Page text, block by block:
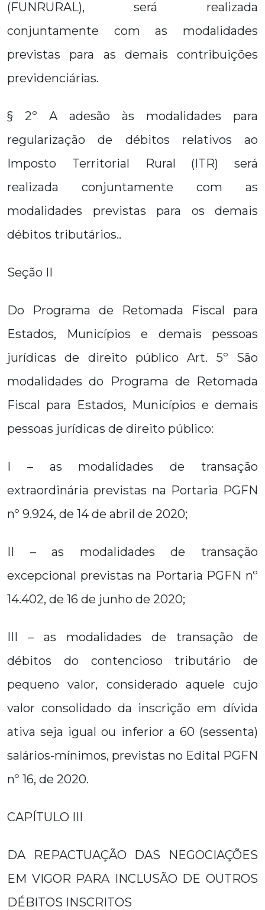
(FUNRURAL), será realizada
conjuntamente com as modalidades
previstas para as demais contribuições
previdenciárias.
§ 2º A adesão às modalidades para
regularização de débitos relativos ao
Imposto Territorial Rural (ITR) será
realizada conjuntamente com as
modalidades previstas para os demais
débitos tributários..
Seção II
Do Programa de Retomada Fiscal para
Estados, Municípios e demais pessoas
jurídicas de direito público Art. 5º São
modalidades do Programa de Retomada
Fiscal para Estados, Municípios e demais
pessoas jurídicas de direito público:
I – as modalidades de transação
extraordinária previstas na Portaria PGFN
nº 9.924, de 14 de abril de 2020;
II – as modalidades de transação
excepcional previstas na Portaria PGFN nº
14.402, de 16 de junho de 2020;
III – as modalidades de transação de
débitos do contencioso tributário de
pequeno valor, considerado aquele cujo
valor consolidado da inscrição em dívida
ativa seja igual ou inferior a 60 (sessenta)
salários-mínimos, previstas no Edital PGFN
nº 16, de 2020.
CAPÍTULO III
DA REPACTUAÇÃO DAS NEGOCIAÇÕES
EM VIGOR PARA INCLUSÃO DE OUTROS
DÉBITOS INSCRITOS